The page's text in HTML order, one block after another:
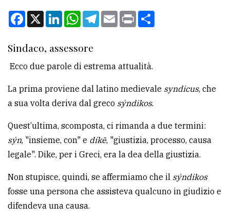
Scrivici
la
tua
pubblicità
Cerca
per
Ricerca
avanzata
Facebook
X LinkedInWhatsApp
Telegram
EmailPrint
Sindaco, assessore
Ecco due parole di estrema attualità.
La prima proviene dal latino medievale syndicus, che
a sua volta deriva dal greco sýndikos.
Quest’ultima, scomposta, ci rimanda a due termini:
sýn, "insieme, con" e díkē, "giustizia, processo, causa
legale". Dike, per i Greci, era la dea della giustizia.
Non stupisce, quindi, se affermiamo che il sýndikos
fosse una persona che assisteva qualcuno in giudizio e
difendeva una causa.